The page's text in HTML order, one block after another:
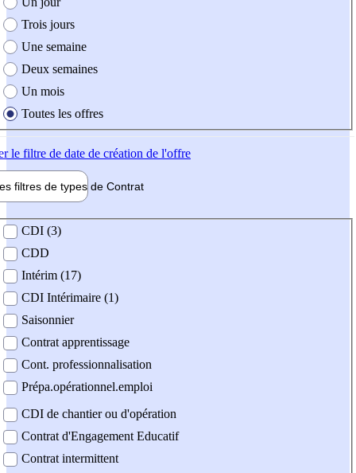
Trois jours
Une semaine
Deux semaines
Un mois
Toutes les offres
le filtre de date de création de l'offre
filtres de types de Contrat
contrat
CDI (3)
CDD
Intérim (17)
CDI Intérimaire (1)
Saisonnier
Contrat apprentissage
Cont. professionnalisation
Prépa.opérationnel.emploi
CDI de chantier ou d'opération
Contrat d'Engagement Educatif
Contrat intermittent